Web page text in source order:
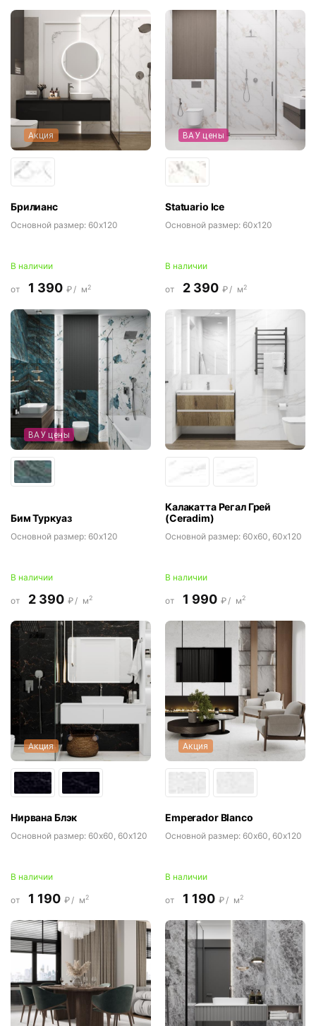
Акция
Брилианс
Основной размер: 60x120
В наличии
от 1 390 ₽/ м2
ВАУ цены
Statuario Ice
Основной размер: 60x120
В наличии
от 2 390 ₽/ м2
ВАУ цены
Бим Туркуаз
Основной размер: 60x120
В наличии
от 2 390 ₽/ м2
Калакатта Регал Грей
(Ceradim)
Основной размер: 60x60, 60x120
В наличии
от 1 990 ₽/ м2
Акция
Нирвана Блэк
Основной размер: 60x60, 60x120
В наличии
от 1 190 ₽/ м2
Акция
Emperador Blanco
Основной размер: 60x60, 60x120
В наличии
от 1 190 ₽/ м2